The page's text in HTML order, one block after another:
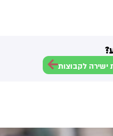
ישירה לקבוצות